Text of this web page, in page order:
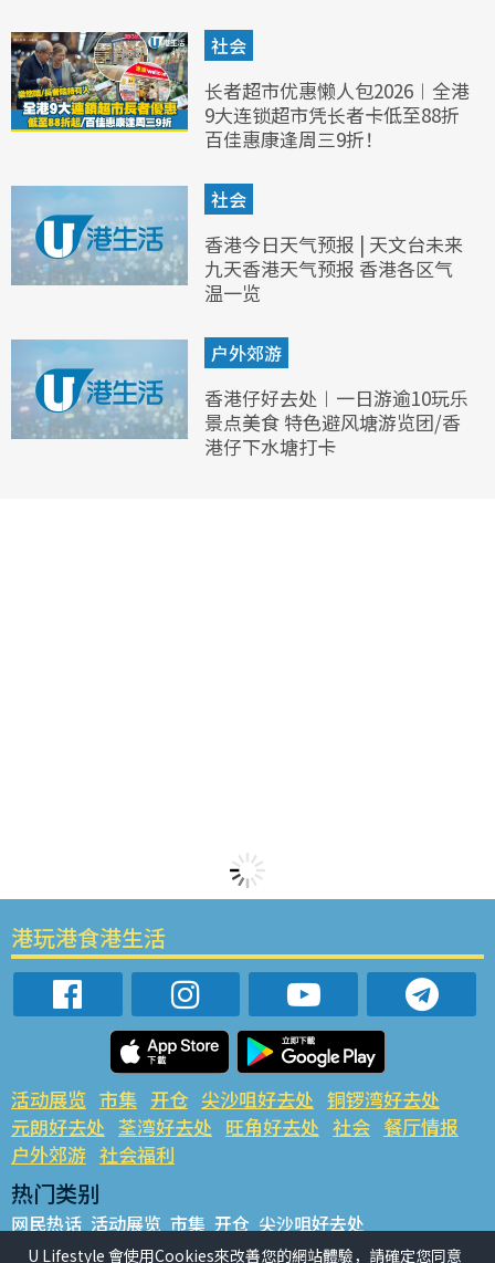
社会
长者超市优惠懒人包2026︱全港
9大连锁超市凭长者卡低至88折
百佳惠康逢周三9折！
社会
香港今日天气预报 | 天文台未来
九天香港天气预报 香港各区气
温一览
户外郊游
香港仔好去处︱一日游逾10玩乐
景点美食 特色避风塘游览团/香
港仔下水塘打卡
港玩港食港生活
活动展览 市集 开仓 尖沙咀好去处 铜锣湾好去处
元朗好去处 荃湾好去处 旺角好去处 社会 餐厅情报
户外郊游 社会福利
热门类别
网民热话 活动展览 市集 开仓 尖沙咀好去处
铜锣湾好去处 元朗好去处 荃湾好去处 旺角好去处 社会
U Lifestyle 會使用Cookies來改善您的網站體驗，請確定您同意